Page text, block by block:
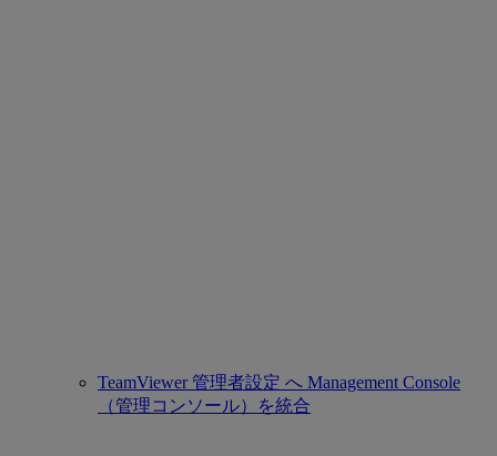
TeamViewer 管理者設定 へ Management Console
（管理コンソール）を統合